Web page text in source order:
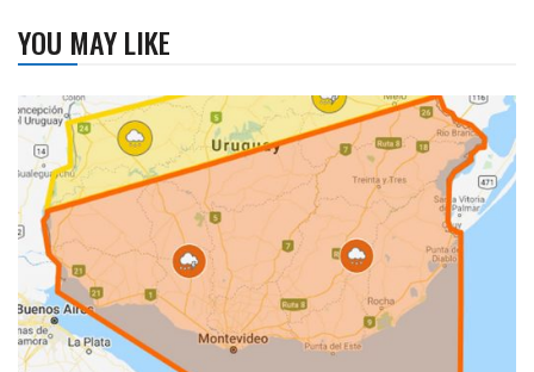
YOU MAY LIKE